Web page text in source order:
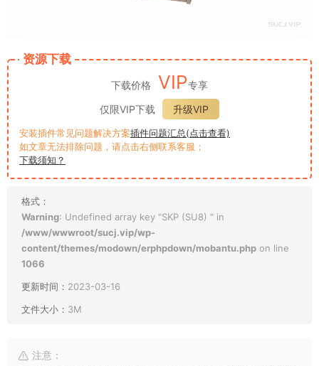
资源下载
下载价格 VIP专享
仅限VIP下载
升级VIP
安装插件常见问题解决方案插件问题汇总(点击查看)
如文章无法排除问题，请点击右侧联系客服；
下载须知？
格式：
Warning: Undefined array key "SKP (SU8) " in
/www/wwwroot/sucj.vip/wp-
content/themes/modown/erphpdown/mobantu.php on line
1066
更新时间： 2023-03-16
文件大小： 3M
注意：